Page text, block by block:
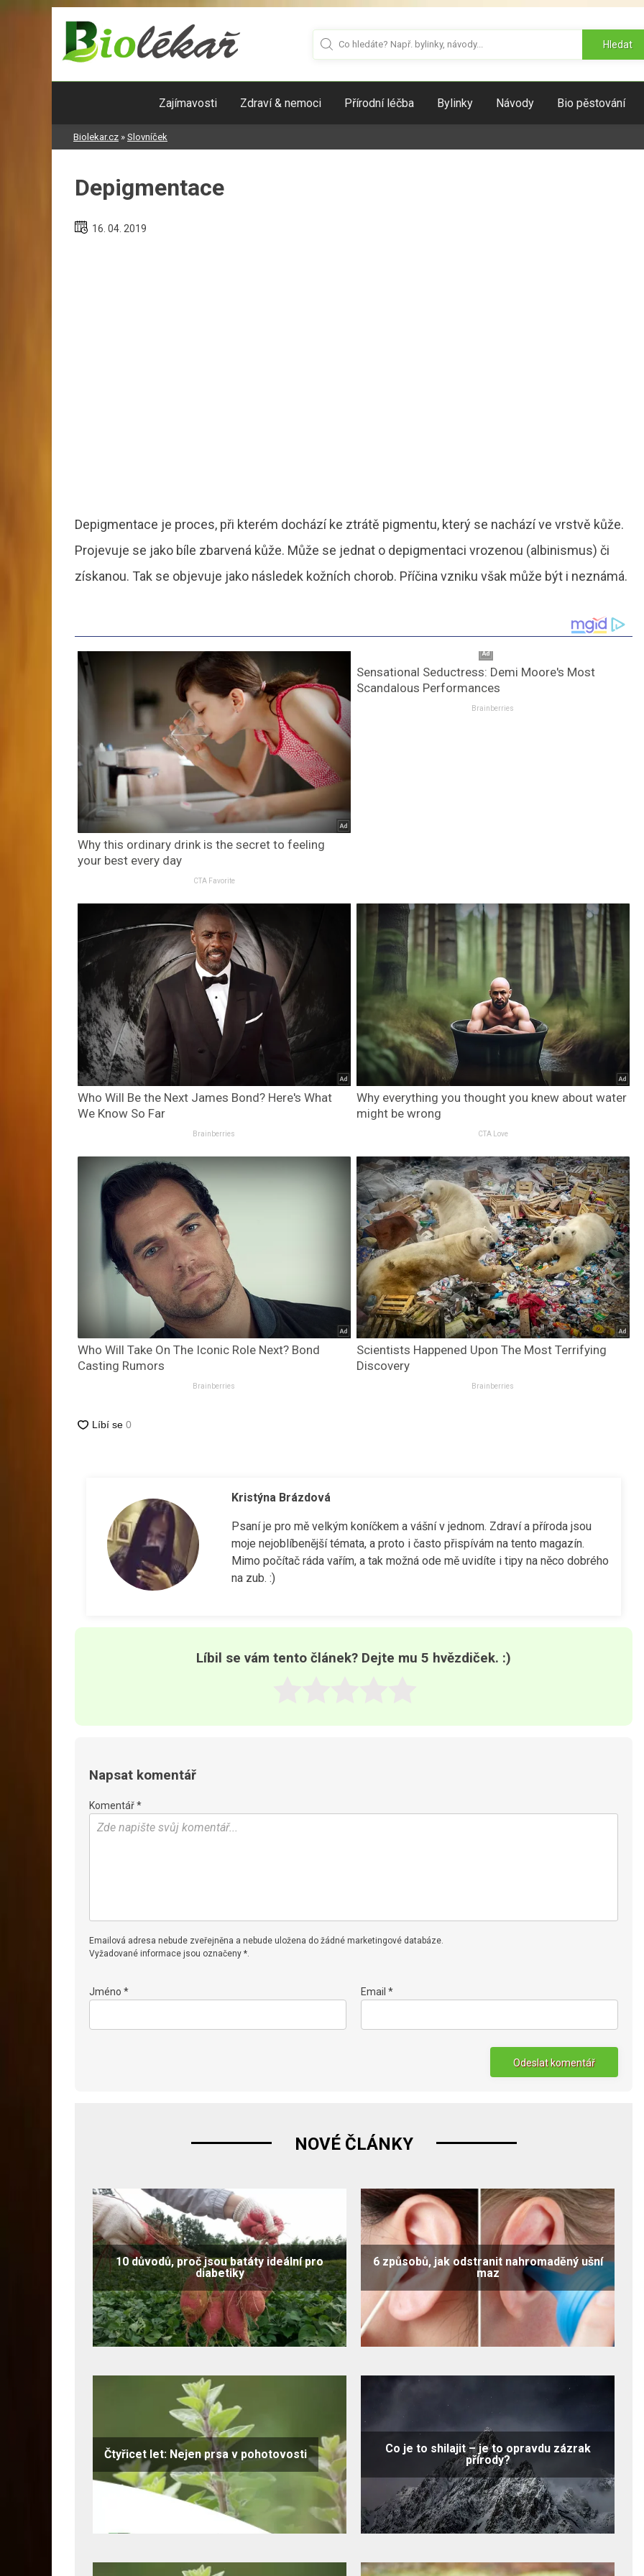
Hledat
Zajímavosti Zdraví & nemoci Přírodní léčba Bylinky Návody Bio pěstování
Biolekar.cz » Slovníček
Depigmentace
16. 04. 2019
Depigmentace je proces, při kterém dochází ke ztrátě pigmentu, který se nachází ve vrstvě kůže.
Projevuje se jako bíle zbarvená kůže. Může se jednat o depigmentaci vrozenou (albinismus) či
získanou. Tak se objevuje jako následek kožních chorob. Příčina vzniku však může být i neznámá.
Why this ordinary drink is the secret to feeling
your best every day
CTA Favorite
Sensational Seductress: Demi Moore's Most
Scandalous Performances
Brainberries
Who Will Be the Next James Bond? Here's What
We Know So Far
Brainberries
Why everything you thought you knew about water
might be wrong
CTA Love
Who Will Take On The Iconic Role Next? Bond
Casting Rumors
Brainberries
Scientists Happened Upon The Most Terrifying
Discovery
Brainberries
Kristýna Brázdová
Psaní je pro mě velkým koníčkem a vášní v jednom. Zdraví a příroda jsou
moje nejoblíbenější témata, a proto i často přispívám na tento magazín.
Mimo počítač ráda vařím, a tak možná ode mě uvidíte i tipy na něco dobrého
na zub. :)
Líbil se vám tento článek? Dejte mu 5 hvězdiček. :)
Napsat komentář
Komentář *
Emailová adresa nebude zveřejněna a nebude uložena do žádné marketingové databáze.
Vyžadované informace jsou označeny *.
Jméno * Email *
NOVÉ ČLÁNKY
10 důvodů, proč jsou batáty ideální pro
diabetiky
6 způsobů, jak odstranit nahromaděný ušní
maz
Čtyřicet let: Nejen prsa v pohotovosti
Co je to shilajit – je to opravdu zázrak
přírody?